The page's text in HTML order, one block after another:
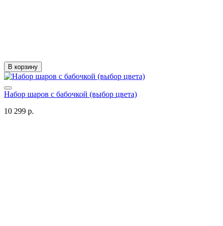
В корзину
Набор шаров с бабочкой (выбор цвета)
10 299 р.